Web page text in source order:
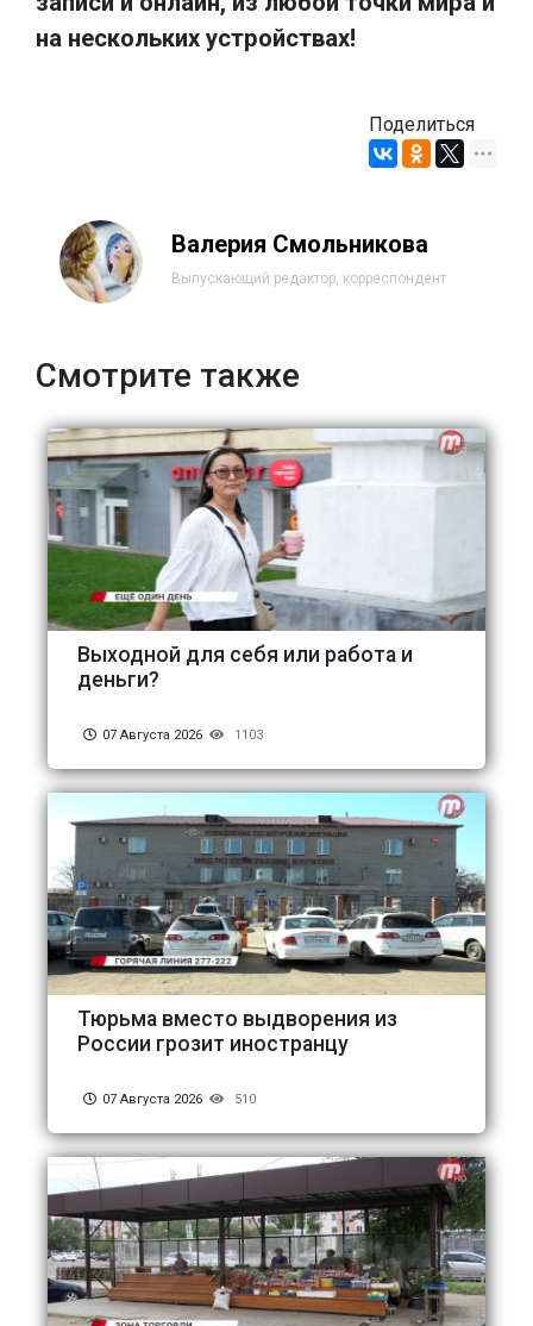
на нескольких устройствах!
Поделиться
Валерия Смольникова
Выпускающий редактор, корреспондент
Смотрите также
Выходной для себя или работа и
деньги?
07 Августа 2026 1103
Тюрьма вместо выдворения из
России грозит иностранцу
07 Августа 2026 510